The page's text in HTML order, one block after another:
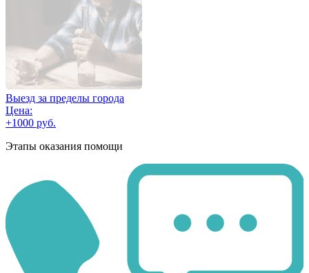
Выезд за пределы города
Цена:
+1000 руб.
Этапы оказания помощи